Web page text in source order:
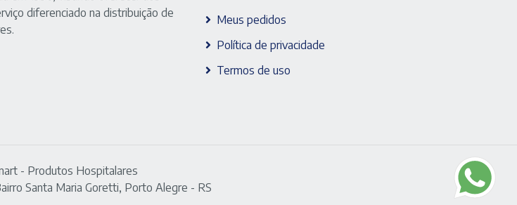
diferenciado na distribuição de
Meus pedidos
Política de privacidade
Termos de uso
- Produtos Hospitalares
Santa Maria Goretti, Porto Alegre - RS